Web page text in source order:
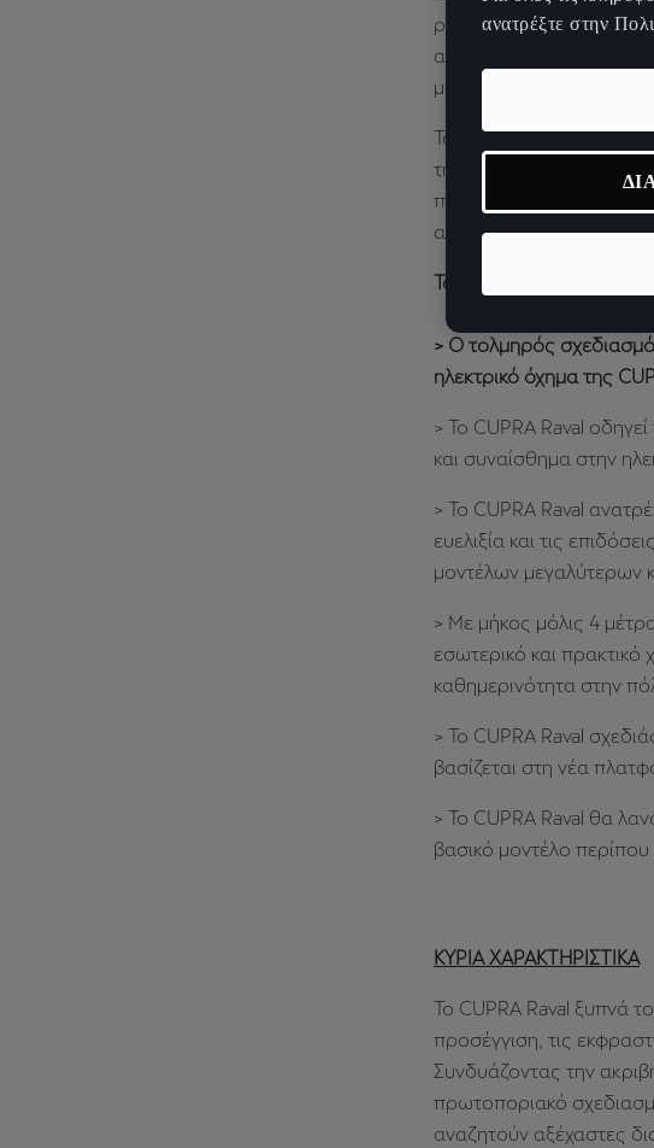
ριζοσπαστική πρόταση
απαιτούν περισσότερα
μπορούν να συνδυάζουν
Το CUPRA Raval
την ηλεκτροκίνηση με
προηγμένα
αναζητούν συναίσθημα
Το CUPRA Raval θα
> Ο τολμηρός
ηλεκτρικό όχημα της
> Το CUPRA Raval
και συναίσθημα στην
> Το CUPRA Raval
ευελιξία και τις
μοντέλων μεγαλύτερων
> Με μήκος μόλις 4
εσωτερικό και
καθημερινότητα στην
> Το CUPRA Raval
βασίζεται στη νέα
> Το CUPRA Raval θα
βασικό μοντέλο
ΚΥΡΙΑ ΧΑΡΑΚΤΗΡΙΣΤΙΚΑ
Το CUPRA Raval ξυπνά
προσέγγιση, τις
Συνδυάζοντας την
πρωτοποριακό
αναζητούν αξέχαστες
ανατρέξτε στην